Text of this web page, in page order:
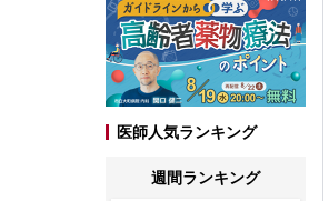
医師人気ランキング
週間ランキング